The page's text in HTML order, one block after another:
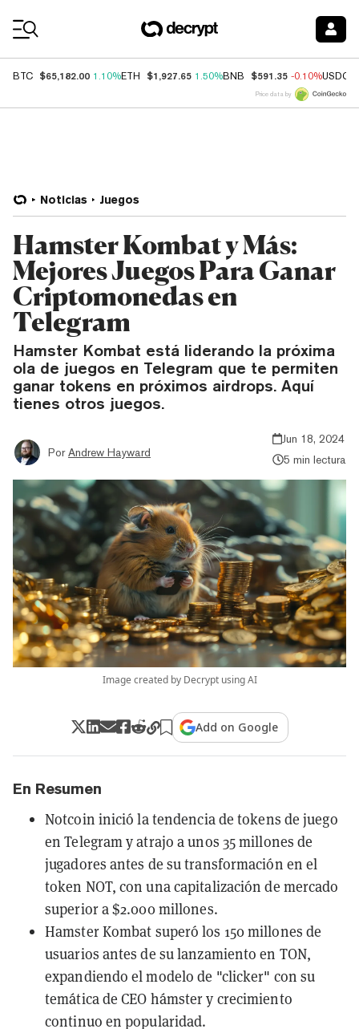
BTC $65,182.00 1.10%ETH $1,927.65 1.50%BNB $591.35 -0.10%USDC
Price data by
Noticias Juegos
Hamster Kombat y Más:
Mejores Juegos Para Ganar
Criptomonedas en
Telegram
Hamster Kombat está liderando la próxima
ola de juegos en Telegram que te permiten
ganar tokens en próximos airdrops. Aquí
tienes otros juegos.
Por Andrew Hayward
Jun 18, 2024
5 min lectura
Image created by Decrypt using AI
Add on Google
En Resumen
Notcoin inició la tendencia de tokens de juego
en Telegram y atrajo a unos 35 millones de
jugadores antes de su transformación en el
token NOT, con una capitalización de mercado
superior a $2.000 millones.
Hamster Kombat superó los 150 millones de
usuarios antes de su lanzamiento en TON,
expandiendo el modelo de "clicker" con su
temática de CEO hámster y crecimiento
continuo en popularidad.